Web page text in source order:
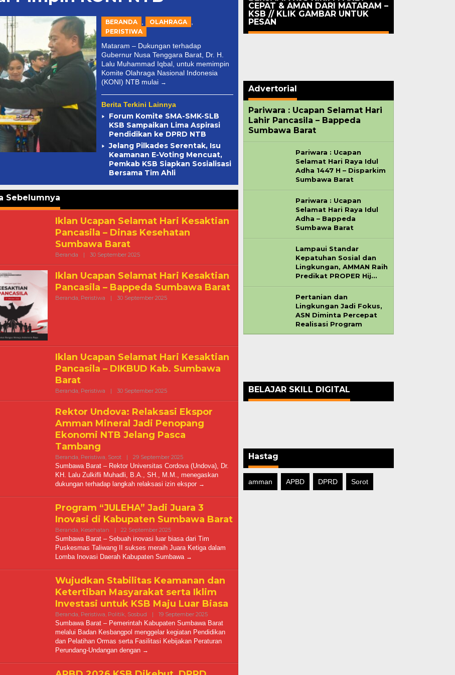
BERANDA OLAHRAGA
PERISTIWA
Mataram – Dukungan terhadap
Gubernur Nusa Tenggara Barat, Dr. H.
Lalu Muhammad Iqbal, untuk memimpin
Komite Olahraga Nasional Indonesia
(KONI) NTB mulai
Berita Terkini Lainnya
Forum Komite SMA-SMK-SLB
KSB Sampaikan Lima Aspirasi
Pendidikan ke DPRD NTB
Jelang Pilkades Serentak, Isu
Keamanan E-Voting Mencuat,
Pemkab KSB Siapkan Sosialisasi
Bersama Tim Ahli
Sebelumnya
Iklan Ucapan Selamat Hari Kesaktian
Pancasila – Dinas Kesehatan
Sumbawa Barat
Beranda | 30 September 2025Oleh
Iklan Ucapan Selamat Hari Kesaktian
Pancasila – Bappeda Sumbawa Barat
Beranda Peristiwa | 30 September 2025Oleh
Iklan Ucapan Selamat Hari Kesaktian
Pancasila – DIKBUD Kab. Sumbawa
Barat
Beranda Peristiwa | 30 September 2025Oleh
Rektor Undova: Relaksasi Ekspor
Amman Mineral Jadi Penopang
Ekonomi NTB Jelang Pasca
Tambang
Beranda Peristiwa Sorot | 29 September 2025Oleh
Kabarmediacitra@gmail.com
Sumbawa Barat – Rektor Universitas Cordova (Undova), Dr.
KH. Lalu Zulkifli Muhadli, B.A., SH., M.M., menegaskan
dukungan terhadap langkah relaksasi izin ekspor
Program “JULEHA” Jadi Juara 3
Inovasi di Kabupaten Sumbawa Barat
Beranda Kesehatan | 22 September 2025Oleh
Kabarmediacitra@gmail.com
Sumbawa Barat – Sebuah inovasi luar biasa dari Tim
Puskesmas Taliwang II sukses meraih Juara Ketiga dalam
Lomba Inovasi Daerah Kabupaten Sumbawa
Wujudkan Stabilitas Keamanan dan
Ketertiban Masyarakat serta Iklim
Investasi untuk KSB Maju Luar Biasa
Beranda Peristiwa Politik Sosbud | 19 September 2025Oleh
Kabarmediacitra@gmail.com
Sumbawa Barat – Pemerintah Kabupaten Sumbawa Barat
melalui Badan Kesbangpol menggelar kegiatan Pendidikan
dan Pelatihan Ormas serta Fasilitasi Kebijakan Peraturan
Perundang-Undangan dengan
CEPAT & AMAN DARI MATARAM –
KSB // KLIK GAMBAR UNTUK
PESAN
Advertorial
Pariwara : Ucapan Selamat Hari
Lahir Pancasila – Bappeda
Sumbawa Barat
Pariwara : Ucapan
Selamat Hari Raya Idul
Adha 1447 H – Disparkim
Sumbawa Barat
Pariwara : Ucapan
Selamat Hari Raya Idul
Adha – Bappeda
Sumbawa Barat
Lampaui Standar
Kepatuhan Sosial dan
Lingkungan, AMMAN Raih
Predikat PROPER Hij…
Pertanian dan
Lingkungan Jadi Fokus,
ASN Diminta Percepat
Realisasi Program
BELAJAR SKILL DIGITAL
Hastag
amman APBD DPRD Sorot